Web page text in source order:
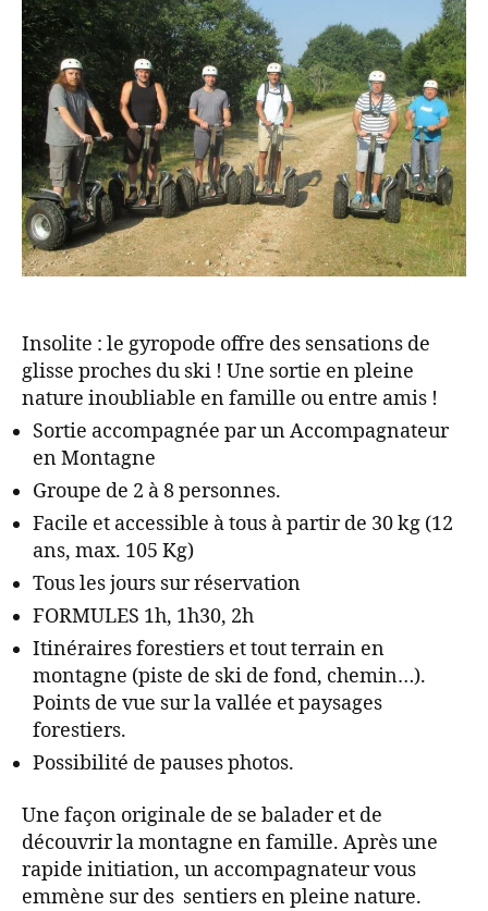
Insolite : le gyropode offre des sensations de
glisse proches du ski ! Une sortie en pleine
nature inoubliable en famille ou entre amis !
Sortie accompagnée par un Accompagnateur
en Montagne
Groupe de 2 à 8 personnes.
Facile et accessible à tous à partir de 30 kg (12
ans, max. 105 Kg)
Tous les jours sur réservation
FORMULES 1h, 1h30, 2h
Itinéraires forestiers et tout terrain en
montagne (piste de ski de fond, chemin…).
Points de vue sur la vallée et paysages
forestiers.
Possibilité de pauses photos.
Une façon originale de se balader et de
découvrir la montagne en famille. Après une
rapide initiation, un accompagnateur vous
emmène sur des sentiers en pleine nature.